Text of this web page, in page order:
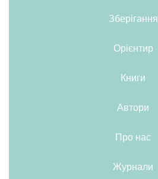
Зберігання
Орієнтир
Книги
Автори
Про нас
Журнали